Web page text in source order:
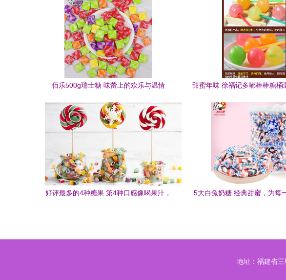
佰乐500g瑞士糖 味蕾上的欢乐与温情
甜蜜年味 徐福记多嘟棒棒糖桶
好评最多的4种糖果 第4种口感像喝果汁，
5大白兔奶糖 经典甜蜜，为每
地址：福建省